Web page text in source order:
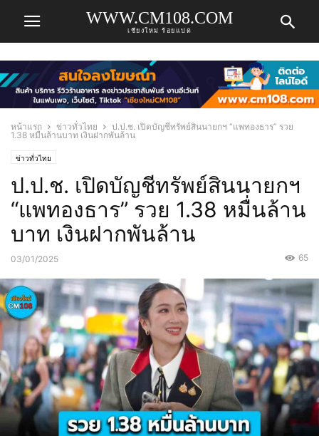
WWW.CM108.COM
เชียงใหม่ ร้อยแปด
หน้าแรก ข่าวทั่วไทย
ป.ป.ช. เปิดบัญชีทรัพย์สินนายกฯ “แพทองธาร” รวย
1.38 หมื่นล้านบาท เงินฝากพันล้าน
ข่าวทั่วไทย
ป.ป.ช. เปิดบัญชีทรัพย์สินนายกฯ
“แพทองธาร” รวย 1.38 หมื่นล้าน
บาท เงินฝากพันล้าน
03/01/2025 65